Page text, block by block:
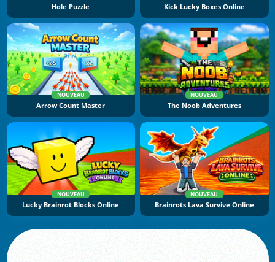
Hole Puzzle Kick Lucky Boxes Online
NOUVEAU
Arrow Count Master
NOUVEAU
The Noob Adventures
NOUVEAU
Lucky Brainrot Blocks Online
NOUVEAU
Brainrots Lava Survive Online